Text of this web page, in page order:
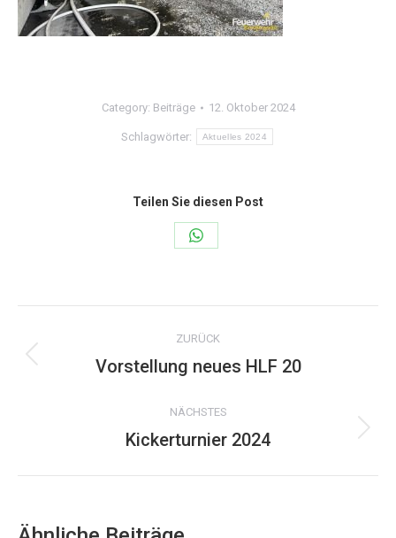
Category: Beiträge 12. Oktober 2024
Schlagwörter: Aktuelles 2024
Teilen Sie diesen Post
Share
WhatsApp
Kommentarnavigation
ZURÜCK
Vorheriger
Vorstellung neues HLF 20
NÄCHSTES
Nächster
Kickerturnier 2024